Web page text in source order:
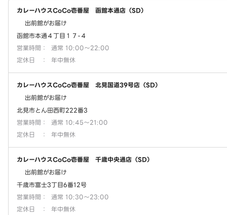
カレーハウスCoCo壱番屋 函館本通店（SD）
出前館がお届け
函館市本通４丁目１７-４
営業時間 ：
通常 10:00～22:00
定休日
： 年中無休
カレーハウスCoCo壱番屋 北見国道39号店（SD）
出前館がお届け
北見市とん田西町222番3
営業時間 ：
通常 10:45～21:00
定休日
： 年中無休
カレーハウスCoCo壱番屋 千歳中央通店（SD）
出前館がお届け
千歳市富士3丁目6番12号
営業時間 ：
通常 10:30～23:00
定休日
： 年中無休